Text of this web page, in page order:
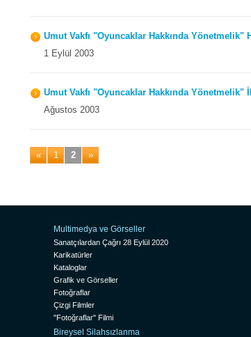
Umut Vakfı "Oyuncaklar Hakkında Yönetmelik"
1 Eylül 2003
Umut Vakfı "Oyuncaklar Hakkında
Ağustos 2003
« 1 2 »
Multimedya ve Görseller
Sanatçılardan Çağrı 28 Eylül 2020
Karikatürler
Kataloglar
Grafik ve Görseller
Fotoğraflar
Çizgi Filmler
"Fotoğraflar" Filmi
Bireysel Silahsızlanma